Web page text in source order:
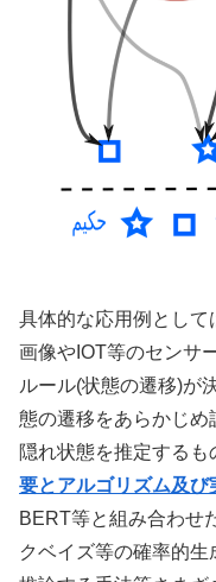
具体的な応用例として
画像やIOT等のセンサ
ルール(状態の遷移)が
態の遷移をあらかじめ
隠れ状態を推定する
要とアルゴリズム及び
BERT等と組み合わせ
クベイズ等の確率的